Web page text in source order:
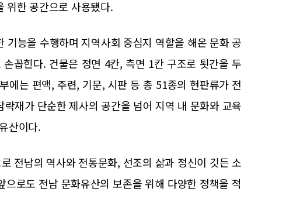
위한 공간으로 사용됐다.
기능을 수행하며 지역사회 중심지 역할을 해온 문화 공
꼽힌다. 건물은 정면 4칸, 측면 1칸 구조로 툇간을 두
에는 편액, 주련, 기문, 시판 등 총 51종의 현판류가 전
재가 단순한 제사의 공간을 넘어 지역 내 문화와 교육
산이다.
전남의 역사와 전통문화, 선조의 삶과 정신이 깃든 소
로도 전남 문화유산의 보존을 위해 다양한 정책을 적